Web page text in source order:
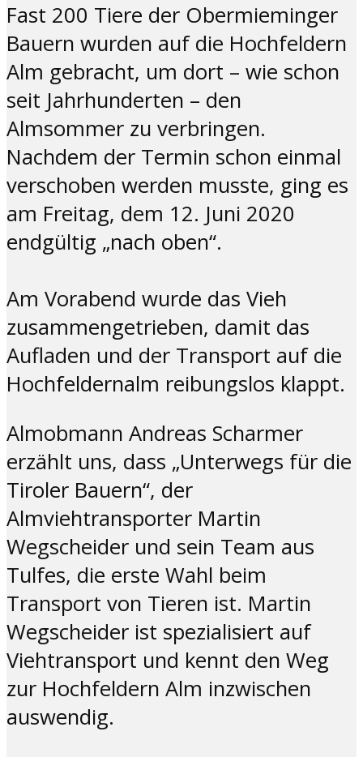
Fast 200 Tiere der Obermieminger
Bauern wurden auf die Hochfeldern
Alm gebracht, um dort – wie schon
seit Jahrhunderten – den
Almsommer zu verbringen.
Nachdem der Termin schon einmal
verschoben werden musste, ging es
am Freitag, dem 12. Juni 2020
endgültig „nach oben“.
Am Vorabend wurde das Vieh
zusammengetrieben, damit das
Aufladen und der Transport auf die
Hochfeldernalm reibungslos klappt.
Almobmann Andreas Scharmer
erzählt uns, dass „Unterwegs für die
Tiroler Bauern“, der
Almviehtransporter Martin
Wegscheider und sein Team aus
Tulfes, die erste Wahl beim
Transport von Tieren ist. Martin
Wegscheider ist spezialisiert auf
Viehtransport und kennt den Weg
zur Hochfeldern Alm inzwischen
auswendig.